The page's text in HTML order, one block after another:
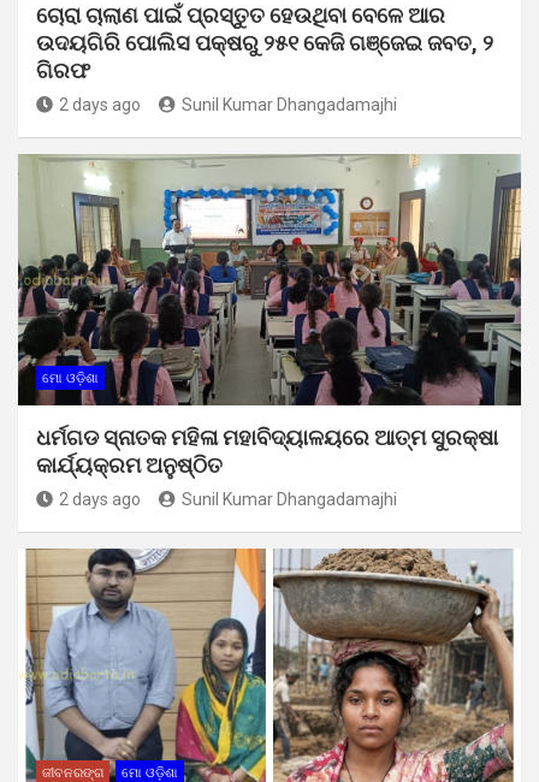
ଚୋରା ଚାଲାଣ ପାଇଁ ପ୍ରସ୍ତୁତ ହେଉଥିବା ବେଳେ ଆର
ଉଦୟଗିରି ପୋଲିସ ପକ୍ଷରୁ ୨୫୧ କେଜି ଗଞ୍ଜେଇ ଜବତ, ୨
ଗିରଫ
2 days ago Sunil Kumar Dhangadamajhi
ମୋ ଓଡ଼ିଶା
ଧର୍ମଗଡ ସ୍ନାତକ ମହିଳା ମହାବିଦ୍ୟାଳୟରେ ଆତ୍ମ ସୁରକ୍ଷା
କାର୍ଯ୍ୟକ୍ରମ ଅନୁଷ୍ଠିତ
2 days ago Sunil Kumar Dhangadamajhi
ଜୀବନରଙ୍ଗ ମୋ ଓଡ଼ିଶା